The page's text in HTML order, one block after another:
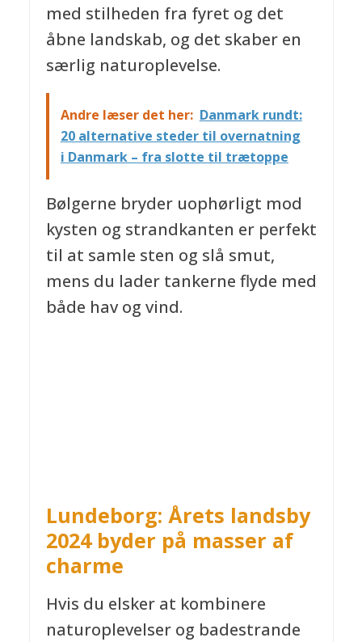
med stilheden fra fyret og det
åbne landskab, og det skaber en
særlig naturoplevelse.
Andre læser det her: Danmark rundt:
20 alternative steder til overnatning
i Danmark – fra slotte til trætoppe
Bølgerne bryder uophørligt mod
kysten og strandkanten er perfekt
til at samle sten og slå smut,
mens du lader tankerne flyde med
både hav og vind.
Lundeborg: Årets landsby
2024 byder på masser af
charme
Hvis du elsker at kombinere
naturoplevelser og badestrande